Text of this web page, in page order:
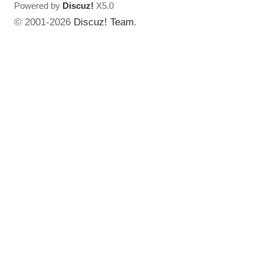
Powered by Discuz! X5.0
© 2001-2026 Discuz! Team.